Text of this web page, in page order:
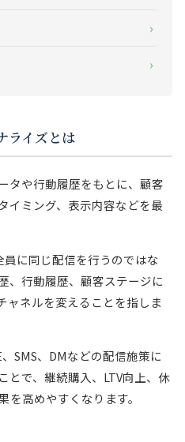
ライズとは
タや行動履歴をもとに、顧客
イミング、表示内容などを最
に同じ配信を行うのではな
、行動履歴、顧客ステージに
ャネルを変えることを指しま
SMS、DMなどの配信施策に
とで、継続購入、LTV向上、休
を高めやすくなります。